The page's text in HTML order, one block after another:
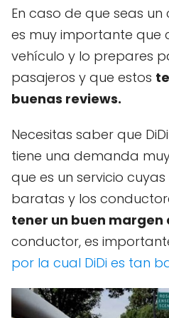
En caso de que seas
es muy importante que
vehículo y lo prepares
pasajeros y que estos
buenas reviews.
Necesitas saber que
tiene una demanda
que es un servicio
baratas y los
tener un buen margen
conductor, es
por la cual DiDi es tan